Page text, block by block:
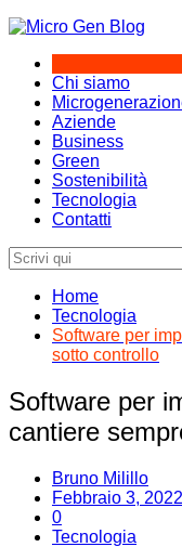
Salta
contenuto
Chi siamo
Aziende
Business
Green
Sostenibilità
Tecnologia
Contatti
Home
Tecnologia
Software per
sotto controllo
Software per
cantiere
Bruno Milillo
Febbraio 3, 2022
0
Tecnologia